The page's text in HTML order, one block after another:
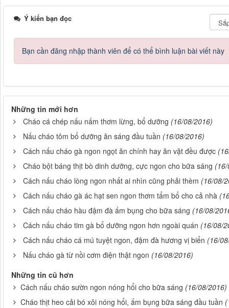
Ý kiến bạn đọc
Bạn cần đăng nhập thành viên để có thể bình luận bài viết này
Những tin mới hơn
Cháo cá chép nấu nấm thơm lừng, bổ dưỡng (16/08/2016)
Nấu cháo tôm bổ dưỡng ăn sáng đầu tuần (16/08/2016)
Cách nấu cháo gà ngon ngọt ăn chính hay ăn vặt đều được
Cháo bột báng thịt bò dinh dưỡng, cực ngon cho bữa sáng
Cách nấu cháo lòng ngon nhất ai nhìn cũng phải thèm (16/08/
Cách nấu cháo gà ác hạt sen ngon thơm tẩm bổ cho cả nhà
Cách nấu cháo hàu đậm đà ấm bụng cho bữa sáng (16/08/
Cách nấu cháo tim gà bổ dưỡng ngon hơn ngoài quán (16/08/
Cách nấu cháo cá mú tuyệt ngon, đậm đà hương vị biển (16/
Nấu cháo gà từ nồi cơm điện thật ngon (16/08/2016)
Những tin cũ hơn
Cách nấu cháo sườn ngon nóng hổi cho bữa sáng (16/08/2016)
Cháo thịt heo cải bó xôi nóng hổi, ấm bụng bữa sáng đầu tuần